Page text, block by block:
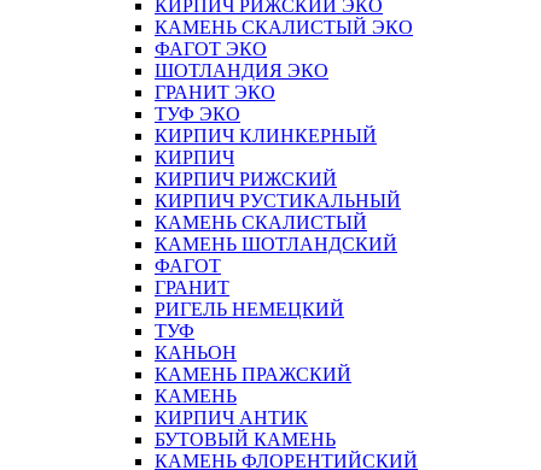
КИРПИЧ РИЖСКИЙ ЭКО
КАМЕНЬ СКАЛИСТЫЙ ЭКО
ФАГОТ ЭКО
ШОТЛАНДИЯ ЭКО
ГРАНИТ ЭКО
ТУФ ЭКО
КИРПИЧ КЛИНКЕРНЫЙ
КИРПИЧ
КИРПИЧ РИЖСКИЙ
КИРПИЧ РУСТИКАЛЬНЫЙ
КАМЕНЬ СКАЛИСТЫЙ
КАМЕНЬ ШОТЛАНДСКИЙ
ФАГОТ
ГРАНИТ
РИГЕЛЬ НЕМЕЦКИЙ
ТУФ
КАНЬОН
КАМЕНЬ ПРАЖСКИЙ
КАМЕНЬ
КИРПИЧ АНТИК
БУТОВЫЙ КАМЕНЬ
КАМЕНЬ ФЛОРЕНТИЙСКИЙ